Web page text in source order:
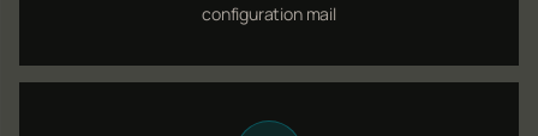
configuration mail